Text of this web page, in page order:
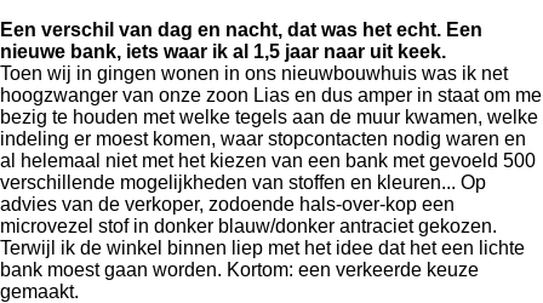
Een verschil van dag en nacht, dat was het echt. Een
nieuwe bank, iets waar ik al 1,5 jaar naar uit keek.
Toen wij in gingen wonen in ons nieuwbouwhuis was ik net
hoogzwanger van onze zoon Lias en dus amper in staat om me
bezig te houden met welke tegels aan de muur kwamen, welke
indeling er moest komen, waar stopcontacten nodig waren en
al helemaal niet met het kiezen van een bank met gevoeld 500
verschillende mogelijkheden van stoffen en kleuren... Op
advies van de verkoper, zodoende hals-over-kop een
microvezel stof in donker blauw/donker antraciet gekozen.
Terwijl ik de winkel binnen liep met het idee dat het een lichte
bank moest gaan worden. Kortom: een verkeerde keuze
gemaakt.